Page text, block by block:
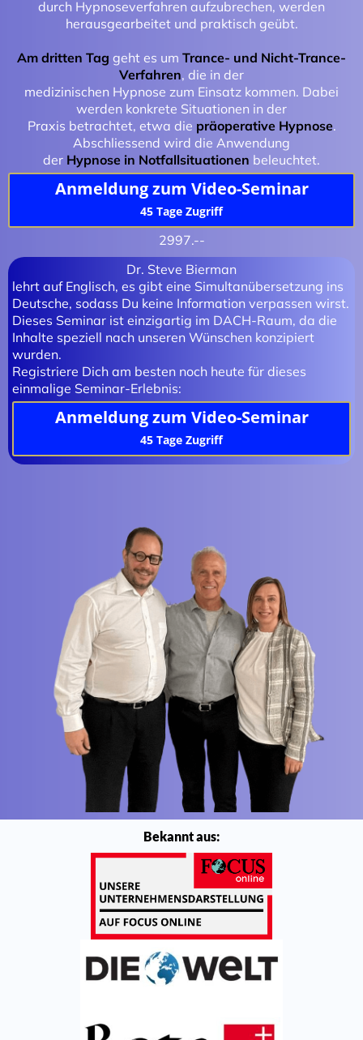
durch Hypnoseverfahren aufzubrechen, werden
herausgearbeitet und praktisch geübt.
Am dritten Tag geht es um Trance- und Nicht-Trance-
Verfahren, die in der
medizinischen Hypnose zum Einsatz kommen. Dabei
werden konkrete Situationen in der
Praxis betrachtet, etwa die präoperative Hypnose.
Abschliessend wird die Anwendung
der Hypnose in Notfallsituationen beleuchtet.
Anmeldung zum Video-Seminar
45 Tage Zugriff
2997.--
Dr. Steve Bierman
lehrt auf Englisch, es gibt eine Simultanübersetzung ins
Deutsche, sodass Du keine Information verpassen wirst.
Dieses Seminar ist einzigartig im DACH-Raum, da die
Inhalte speziell nach unseren Wünschen konzipiert
wurden.
Registriere Dich am besten noch heute für dieses
einmalige Seminar-Erlebnis:
Anmeldung zum Video-Seminar
45 Tage Zugriff
Bekannt aus: